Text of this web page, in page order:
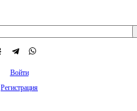
Войти
Регистрация